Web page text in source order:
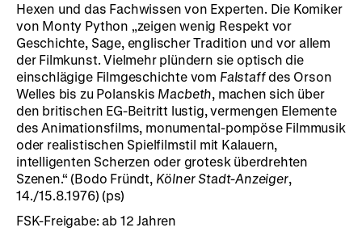
Hexen und das Fachwissen von Experten. Die Komiker
von Monty Python „zeigen wenig Respekt vor
Geschichte, Sage, englischer Tradition und vor allem
der Filmkunst. Vielmehr plündern sie optisch die
einschlägige Filmgeschichte vom Falstaffdes Orson
Welles bis zu Polanskis Macbeth, machen sich über
den britischen EG-Beitritt lustig, vermengen Elemente
des Animationsfilms, monumental-pompöse Filmmusik
oder realistischen Spielfilmstil mit Kalauern,
intelligenten Scherzen oder grotesk überdrehten
Szenen.“ (Bodo Fründt, Kölner Stadt-Anzeiger,
14./15.8.1976) (ps)
FSK-Freigabe: ab 12 Jahren